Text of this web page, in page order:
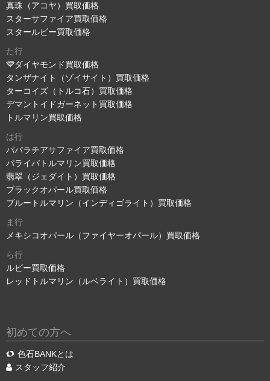
真珠（アコヤ）買取価格
スターサファイア買取価格
スタールビー買取価格
た行
ダイヤモンド買取価格
タンザナイト（ゾイサイト）買取価格
ターコイズ（トルコ石）買取価格
デマントイドガーネット買取価格
トルマリン買取価格
は行
パパラチアサファイア買取価格
パライバトルマリン買取価格
翡翠（ジェダイト）買取価格
ブラックオパール買取価格
ブルートルマリン（インディゴライト）買取価格
ま行
メキシコオパール（ファイヤーオパール）買取価格
ら行
ルビー買取価格
レッドトルマリン（ルベライト）買取価格
初めての方へ
色石BANKとは
スタッフ紹介